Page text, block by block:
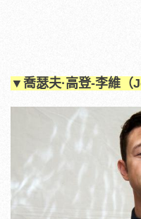
▼喬瑟夫·高登-李維